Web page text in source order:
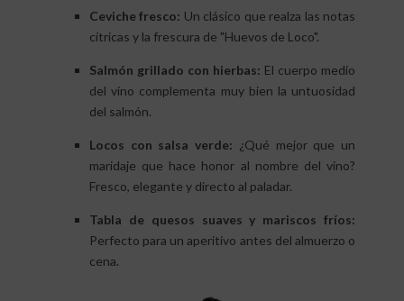
Ceviche fresco: Un clásico que realza las notas
cítricas y la frescura de "Huevos de Loco".
Salmón grillado con hierbas: El cuerpo medio
del vino complementa muy bien la untuosidad
del salmón.
Locos con salsa verde: ¿Qué mejor que un
maridaje que hace honor al nombre del vino?
Fresco, elegante y directo al paladar.
Tabla de quesos suaves y mariscos fríos:
Perfecto para un aperitivo antes del almuerzo o
cena.